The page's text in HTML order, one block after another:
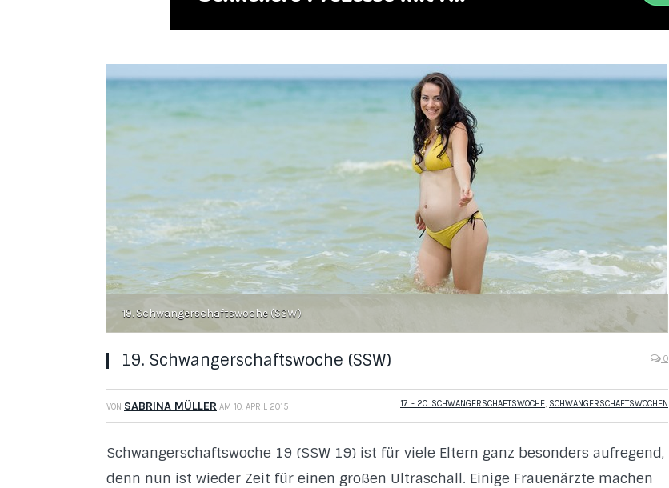
19. Schwangerschaftswoche (SSW)
19. Schwangerschaftswoche (SSW) 0
VON SABRINA MÜLLER AM 10. APRIL 2015 17. - 20. SCHWANGERSCHAFTSWOCHE, SCHWANGERSCHAFTSWOCHEN
Schwangerschaftswoche 19 (SSW 19) ist für viele Eltern ganz besonders aufregend,
denn nun ist wieder Zeit für einen großen Ultraschall. Einige Frauenärzte machen